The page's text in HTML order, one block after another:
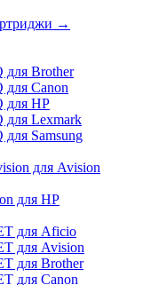
→
для Brother
Canon
для HP
для Lexmark
Samsung
для Avision
для HP
для Aficio
для Avision
для Brother
для Canon